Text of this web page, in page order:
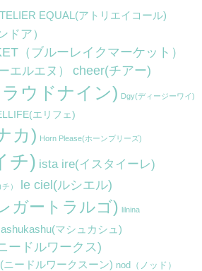
EQUAL(アトリエイコール)
ドア）
（ブルーレイクマーケット）
エルエヌ） cheer(チアー)
ウドナイン) Dgy(ディージーワイ)
エリフェ)
カ) Horn Please(ホーンプリーズ)
チ) ista ire(イスタイーレ)
） le ciel(ルシエル)
ガートラルゴ) lilnina
マシュカシュ)
ードルワークス)
ードルワークスーン) nod（ノッド）